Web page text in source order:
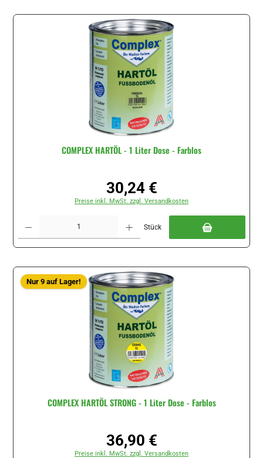
COMPLEX HARTÖL - 1 Liter Dose - Farblos
Regulärer Preis:
30,24 €
Preise inkl. MwSt. zzgl. Versandkosten
Stück
Nur 9 auf Lager!
COMPLEX HARTÖL STRONG - 1 Liter Dose - Farblos
Regulärer Preis:
36,90 €
Preise inkl. MwSt. zzgl. Versandkosten